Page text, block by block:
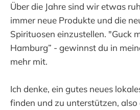
Über die Jahre sind wir etwas
immer neue Produkte und die
Spirituosen einzustellen. "Guck
Hamburg” - gewinnst du in
mehr mit.
Ich denke, ein gutes neues
finden und zu unterstützen,